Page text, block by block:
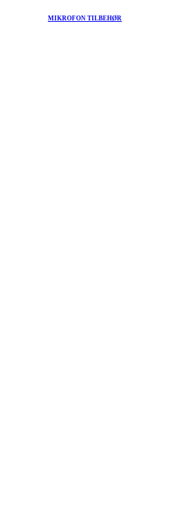
MIKROFON TILBEHØR